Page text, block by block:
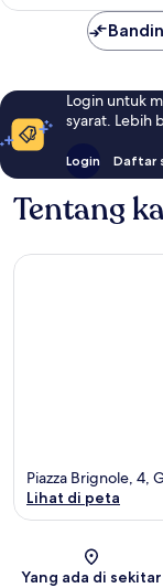
Login untuk
syarat. Lebih
Login Daftar
Tentang
Piazza Brignole, 4,
Lihat di peta
Yang ada di sekitar